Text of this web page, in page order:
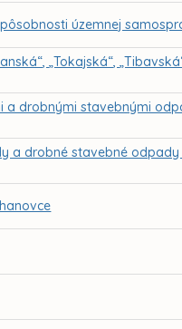
územnej
„Tokajská“,
a drobnými stavebnými
a drobné stavebné odpady